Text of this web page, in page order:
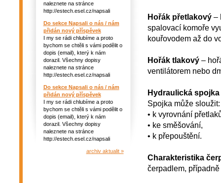
naleznete na stránce
http://estech.esel.cz/napsali
Do sekce Napsali o nás / nám
přidán nový příspěvek
I my se rádi chlubíme a proto
bychom se chtěli s vámi podělit o
dopis (email), který k nám
dorazil. Všechny dopisy
naleznete na stránce
http://estech.esel.cz/napsali
Do sekce Napsali o nás / nám
přidán nový příspěvek
I my se rádi chlubíme a proto
bychom se chtěli s vámi podělit o
dopis (email), který k nám
dorazil. Všechny dopisy
naleznete na stránce
http://estech.esel.cz/napsali
archiv aktualit »
Hořák přetlakový–
spalovací komoře
kouřovodem až do
Hořák tlakový–
ventilátorem nebo
Hydraulická
Spojka může sloužit:
• k vyrovnání
• ke směšování,
• k přepouštění.
Charakteristika
čerpadlem,